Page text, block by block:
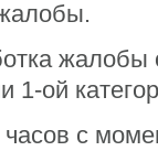
жалобы
1-ой
с